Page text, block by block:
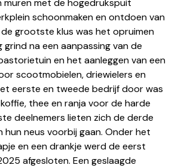
muren met de hogedrukspuit
schoonmaken en ontdoen van
grootste klus was het opruimen
na een aanpassing van de
en het aanleggen van een
scootmobielen, driewielers en
eerste en tweede bedrijf door was
thee en ranja voor de harde
deelnemers lieten zich de derde
hun neus voorbij gaan. Onder het
en een drankje werd de eerst
afgesloten. Een geslaagde